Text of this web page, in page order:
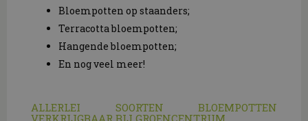
Bloempotten op staanders;
Terracotta bloempotten;
Hangende bloempotten;
En nog veel meer!
ALLERLEI SOORTEN BLOEMPOTTEN